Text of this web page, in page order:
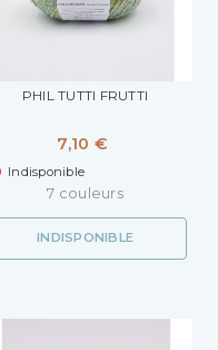
PHIL TUTTI FRUTTI
7,10 €
Indisponible
7 couleurs
INDISPONIBLE